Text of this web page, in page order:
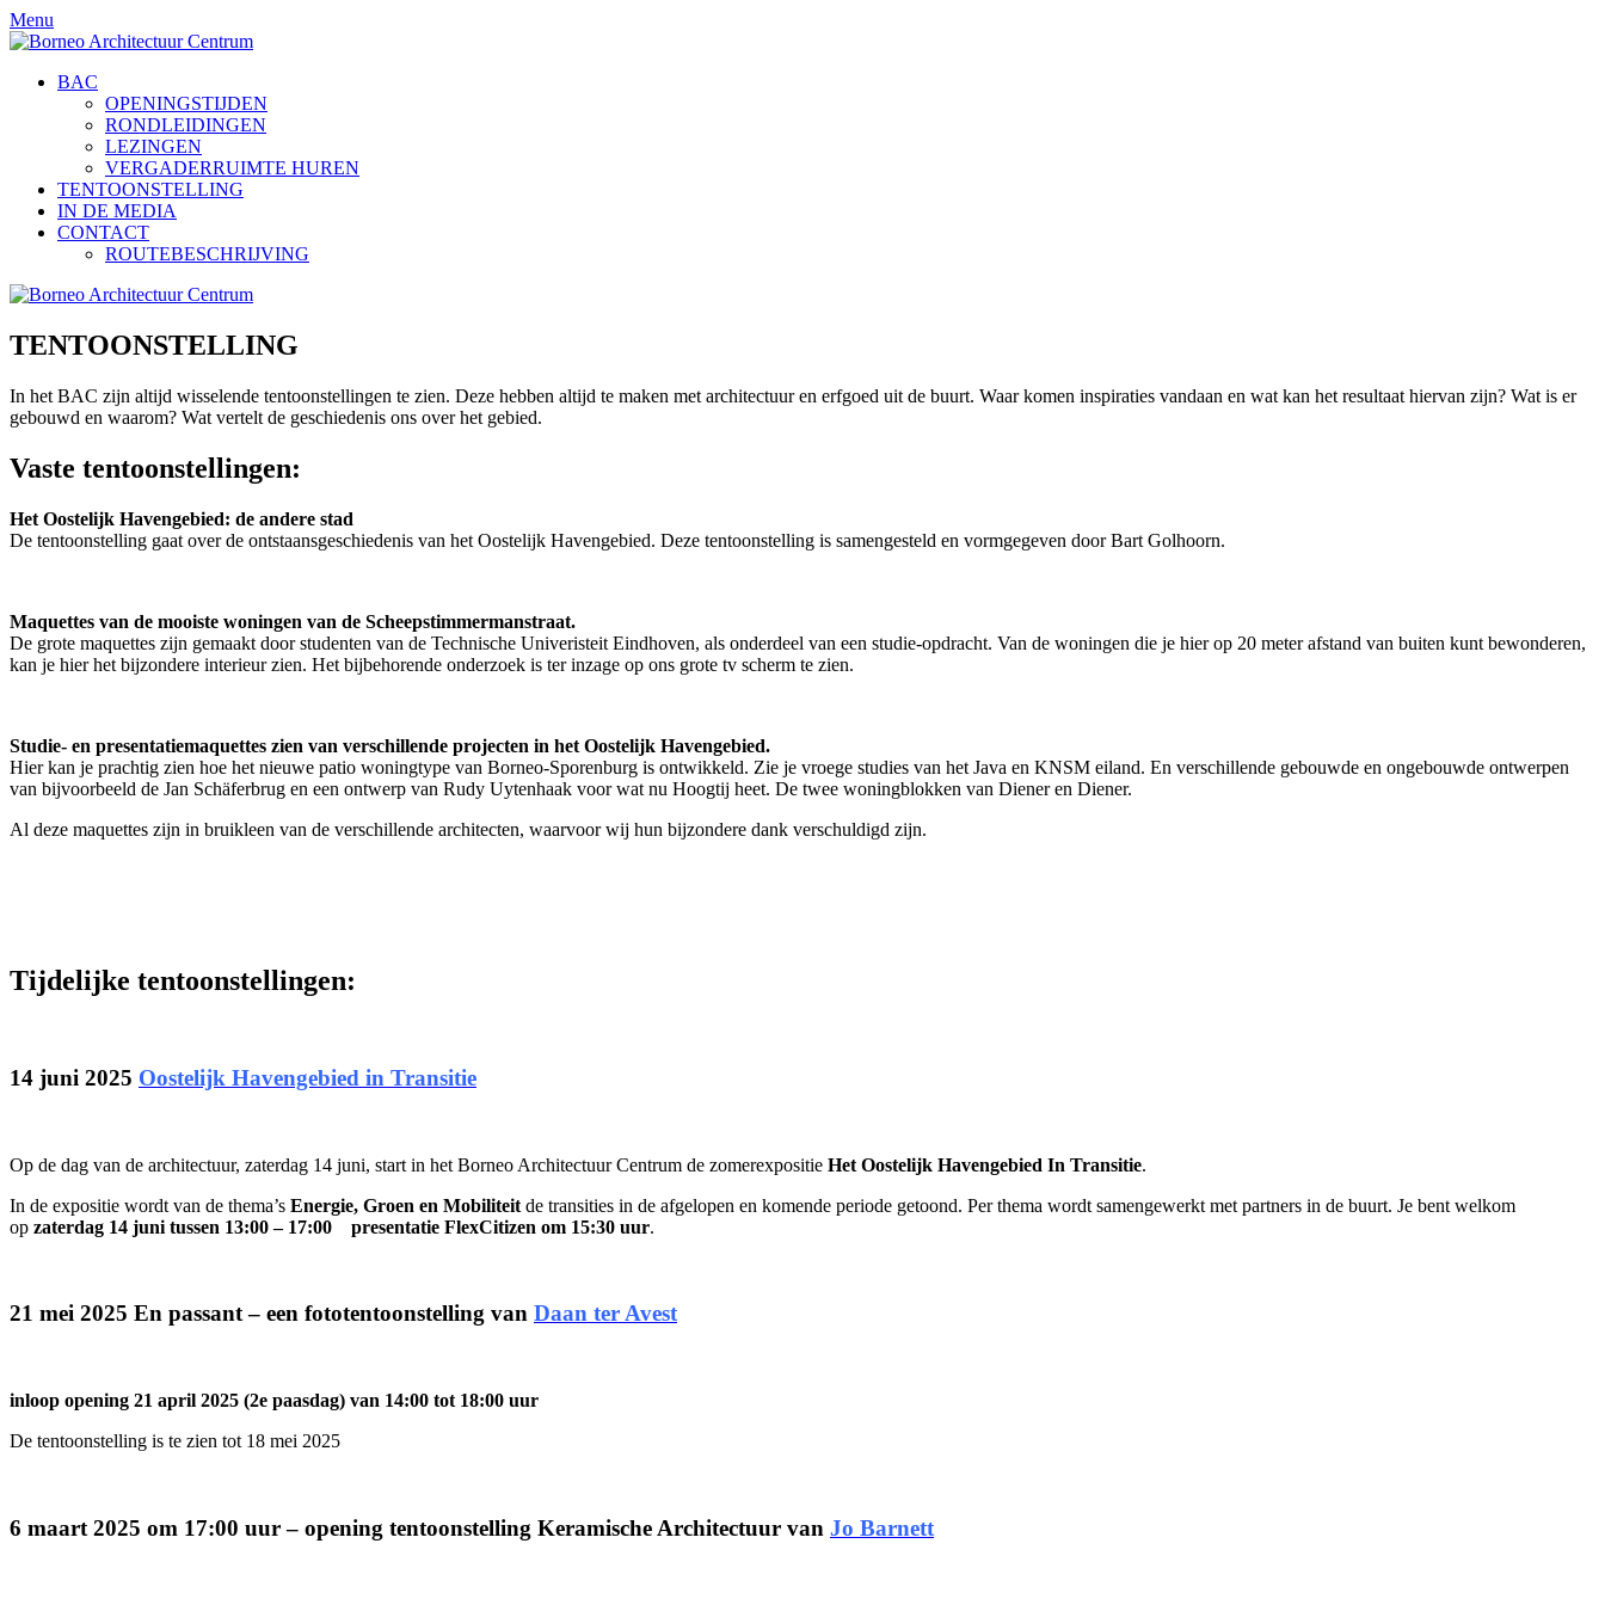
Doorgaan
naar
Menu
BAC
OPENINGSTIJDEN
RONDLEIDINGEN
LEZINGEN
VERGADERRUIMTE HUREN
TENTOONSTELLING
IN DE MEDIA
CONTACT
ROUTEBESCHRIJVING
TENTOONSTELLING
In het BAC zijn altijd wisselende tentoonstellingen te zien. Deze hebben altijd te maken met architectuur en erfgoed uit de buurt. Waar komen inspiraties vandaan en wat kan het resultaat hiervan zijn? Wat is er
gebouwd en waarom? Wat vertelt de geschiedenis ons over het gebied.
Vaste tentoonstellingen:
Het Oostelijk Havengebied: de andere stad
De tentoonstelling gaat over de ontstaansgeschiedenis van het Oostelijk Havengebied. Deze tentoonstelling is samengesteld en vormgegeven door Bart Golhoorn.
Maquettes van de mooiste woningen van de Scheepstimmermanstraat.
De grote maquettes zijn gemaakt door studenten van de Technische Univeristeit Eindhoven, als onderdeel van een studie-opdracht. Van de woningen die je hier op 20 meter afstand van buiten kunt bewonderen,
kan je hier het bijzondere interieur zien. Het bijbehorende onderzoek is ter inzage op ons grote tv scherm te zien.
Studie- en presentatiemaquettes zien van verschillende projecten in het Oostelijk Havengebied.
Hier kan je prachtig zien hoe het nieuwe patio woningtype van Borneo-Sporenburg is ontwikkeld. Zie je vroege studies van het Java en KNSM eiland. En verschillende gebouwde en ongebouwde ontwerpen
van bijvoorbeeld de Jan Schäferbrug en een ontwerp van Rudy Uytenhaak voor wat nu Hoogtij heet. De twee woningblokken van Diener en Diener.
Al deze maquettes zijn in bruikleen van de verschillende architecten, waarvoor wij hun bijzondere dank verschuldigd zijn.
Tijdelijke tentoonstellingen:
14 juni 2025 Oostelijk Havengebied in Transitie
Op de dag van de architectuur, zaterdag 14 juni, start in het Borneo Architectuur Centrum de zomerexpositie Het Oostelijk Havengebied In Transitie.
In de expositie wordt van de thema’s Energie, Groen en Mobiliteit de transities in de afgelopen en komende periode getoond. Per thema wordt samengewerkt met partners in de buurt. Je bent welkom
op zaterdag 14 juni tussen 13:00 – 17:00 presentatie FlexCitizen om 15:30 uur.
21 mei 2025 En passant – een fototentoonstelling van Daan ter Avest
inloop opening 21 april 2025 (2e paasdag) van 14:00 tot 18:00 uur
De tentoonstelling is te zien tot 18 mei 2025
6 maart 2025 om 17:00 uur – opening tentoonstelling Keramische Architectuur van Jo Barnett